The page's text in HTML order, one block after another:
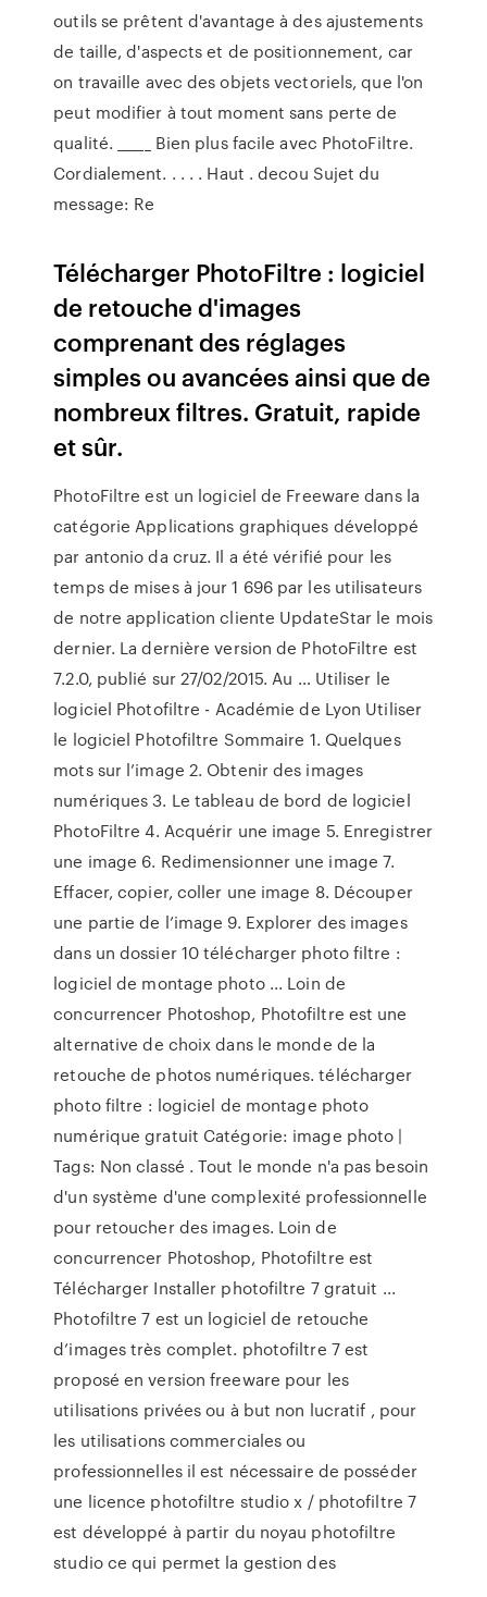
outils se prêtent d'avantage à des ajustements
de taille, d'aspects et de positionnement, car
on travaille avec des objets vectoriels, que l'on
peut modifier à tout moment sans perte de
qualité. _____ Bien plus facile avec PhotoFiltre.
Cordialement. . . . . Haut . decou Sujet du
message: Re
Télécharger PhotoFiltre : logiciel
de retouche d'images
comprenant des réglages
simples ou avancées ainsi que de
nombreux filtres. Gratuit, rapide
et sûr.
PhotoFiltre est un logiciel de Freeware dans la
catégorie Applications graphiques développé
par antonio da cruz. Il a été vérifié pour les
temps de mises à jour 1 696 par les utilisateurs
de notre application cliente UpdateStar le mois
dernier. La dernière version de PhotoFiltre est
7.2.0, publié sur 27/02/2015. Au … Utiliser le
logiciel Photofiltre - Académie de Lyon Utiliser
le logiciel Photofiltre Sommaire 1. Quelques
mots sur l’image 2. Obtenir des images
numériques 3. Le tableau de bord de logiciel
PhotoFiltre 4. Acquérir une image 5. Enregistrer
une image 6. Redimensionner une image 7.
Effacer, copier, coller une image 8. Découper
une partie de l’image 9. Explorer des images
dans un dossier 10 télécharger photo filtre :
logiciel de montage photo ... Loin de
concurrencer Photoshop, Photofiltre est une
alternative de choix dans le monde de la
retouche de photos numériques. télécharger
photo filtre : logiciel de montage photo
numérique gratuit Catégorie: image photo |
Tags: Non classé . Tout le monde n'a pas besoin
d'un système d'une complexité professionnelle
pour retoucher des images. Loin de
concurrencer Photoshop, Photofiltre est
Télécharger Installer photofiltre 7 gratuit ...
Photofiltre 7 est un logiciel de retouche
d’images très complet. photofiltre 7 est
proposé en version freeware pour les
utilisations privées ou à but non lucratif , pour
les utilisations commerciales ou
professionnelles il est nécessaire de posséder
une licence photofiltre studio x / photofiltre 7
est développé à partir du noyau photofiltre
studio ce qui permet la gestion des